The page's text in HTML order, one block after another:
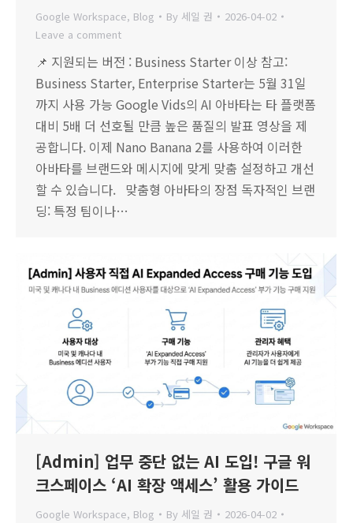
Google Workspace, Blog By 세일 권
2026-04-02
Leave a comment
📌 지원되는 버전 : Business Starter 이상 참고:
Business Starter, Enterprise Starter는 5월 31일
까지 사용 가능 Google Vids의 AI 아바타는 타 플랫폼
대비 5배 더 선호될 만큼 높은 품질의 발표 영상을 제
공합니다. 이제 Nano Banana 2를 사용하여 이러한
아바타를 브랜드와 메시지에 맞게 맞춤 설정하고 개선
할 수 있습니다. 맞춤형 아바타의 장점 독자적인 브랜
딩: 특정 팀이나…
[Admin] 업무 중단 없는 AI 도입! 구글 워
크스페이스 ‘AI 확장 액세스’ 활용 가이드
Google Workspace, Blog By 세일 권
2026-04-02